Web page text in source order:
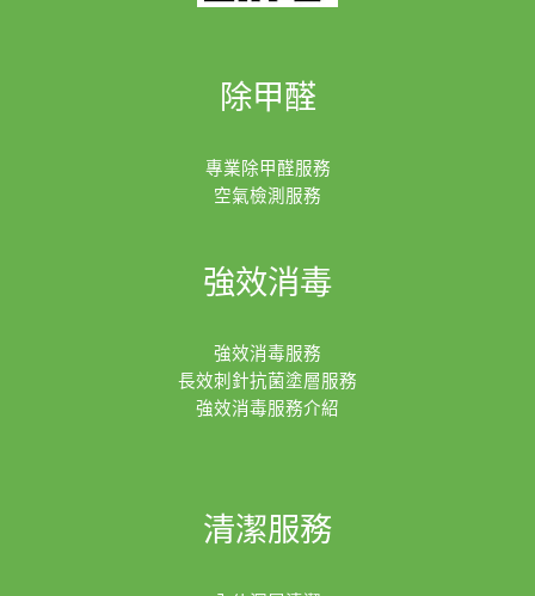
除甲醛
專業除甲醛服務
空氣檢測服務
強效消毒
強效消毒服務
長效刺針抗菌塗層服務
強效消毒服務介紹
清潔服務